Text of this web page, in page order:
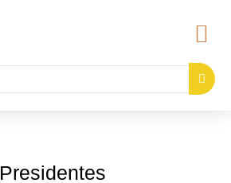
Presidentes